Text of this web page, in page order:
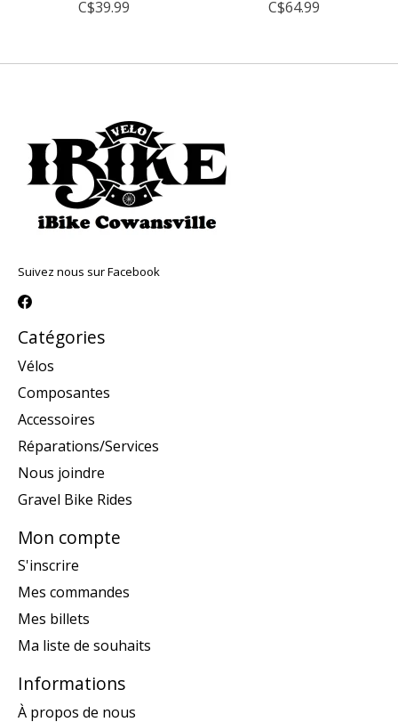
C$39.99
C$64.99
Suivez nous sur Facebook
Catégories
Vélos
Composantes
Accessoires
Réparations/Services
Nous joindre
Gravel Bike Rides
Mon compte
S'inscrire
Mes commandes
Mes billets
Ma liste de souhaits
Informations
À propos de nous